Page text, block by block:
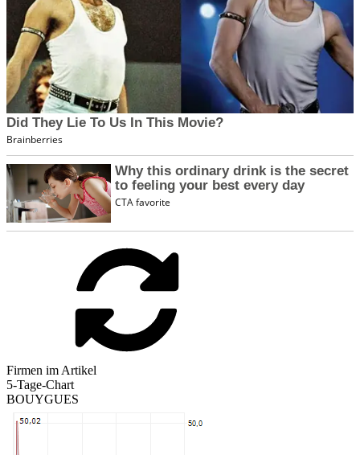
Firmen im Artikel
5-Tage-Chart
BOUYGUES